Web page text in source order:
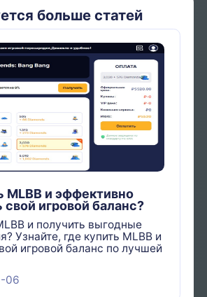
больше статей
MLBB и эффективно
свой игровой баланс?
и получить выгодные
Узнайте, где купить MLBB и
игровой баланс по лучшей
06